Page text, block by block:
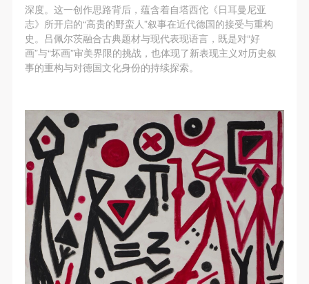
深度。这一创作思路背后，蕴含着自塔西佗《日耳曼尼亚
志》所开启的“高贵的野蛮人”叙事在近代德国的接受与重构
史。吕佩尔茨融合古典题材与现代表现语言，既是对“好
画”与“坏画”审美界限的挑战，也体现了新表现主义对历史叙
事的重构与对德国文化身份的持续探索。